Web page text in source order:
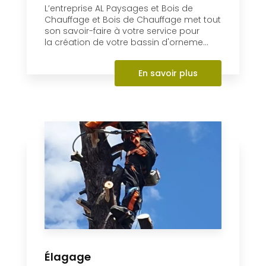
Élagage
L’entreprise AL Paysages et Bois de
Chauffage et Bois de Chauffage vous
propose ses services pour l’élagage de
vos arbres à Dompierre-sur-Besbre (Alli...
En savoir plus